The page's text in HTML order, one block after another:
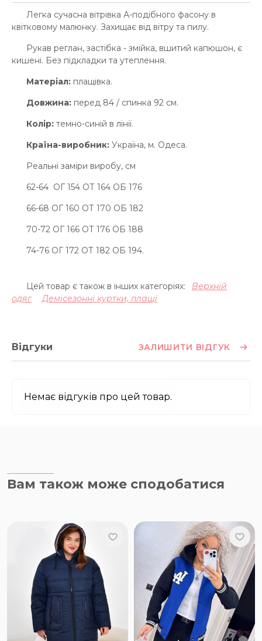
Легка сучасна вітрівка А-подібного фасону в
квітковому малюнку. Захищає від вітру та пилу.
Рукав реглан, застібка - змійка, вшитий капюшон, є
кишені. Без підкладки та утеплення.
Матеріал: плащівка.
Довжина: перед 84 / спинка 92 см.
Колір: темно-синій в лінії.
Країна-виробник: Україна, м. Одеса.
Реальні заміри виробу, см
62-64 ОГ 154 ОТ 164 ОБ 176
66-68 ОГ 160 ОТ 170 ОБ 182
70-72 ОГ 166 ОТ 176 ОБ 188
74-76 ОГ 172 ОТ 182 ОБ 194.
Цей товар є також в інших категоріях:
Верхній
одяг
Демісезонні куртки, плащі
Відгуки ЗАЛИШИТИ ВІДГУК
Немає відгуків про цей товар.
Вам також може сподобатися